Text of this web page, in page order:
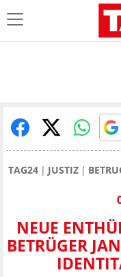
TAG24 JUSTIZ
NEUE
BETRÜGER